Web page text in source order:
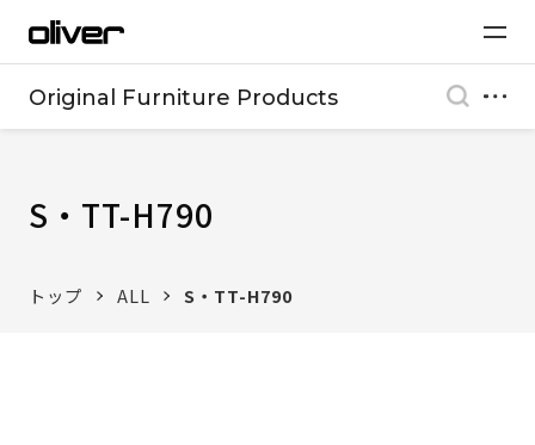
Original Furniture Products
S・TT-H790
トップ ALL S・TT-H790